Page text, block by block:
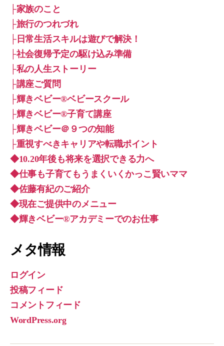
├家族のこと
├旅行のつれづれ
├日常生活スキルは遊びで解決！
├社会復帰予定の駆け込み準備
├私の人生ストーリー
├講座ご質問
├輝きベビー®ベビースクール
├輝きベビー®子育て講座
├輝きベビー＠９つの知能
├重視すべきキャリアや転職ポイント
◆10.20年後も将来を選択できる力へ
◆仕事も子育てもうまくいくかっこ賢いママ
◆佐藤有紀のご紹介
◆現在ご提供中のメニュー
◆輝きベビー®︎アカデミーでのお仕事
メタ情報
ログイン
投稿フィード
コメントフィード
WordPress.org